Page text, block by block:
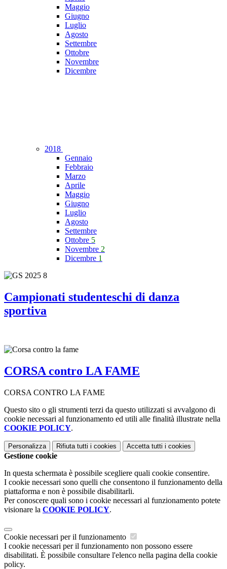
Maggio
Giugno
Luglio
Agosto
Settembre
Ottobre
Novembre
Dicembre
2018
Gennaio
Febbraio
Marzo
Aprile
Maggio
Giugno
Luglio
Agosto
Settembre
Ottobre 5
Novembre 2
Dicembre 1
Campionati studenteschi di danza
sportiva
CORSA contro LA FAME
CORSA CONTRO LA FAME
Questo sito o gli strumenti terzi da questo utilizzati si avvalgono di
cookie necessari al funzionamento ed utili alle finalità illustrate nella
COOKIE POLICY.
Personalizza Rifiuta tutti i cookies Accetta tutti i cookies
Gestione cookie
In questa schermata è possibile scegliere quali cookie consentire.
I cookie necessari sono quelli che consentono il funzionamento della
piattaforma e non è possibile disabilitarli.
Per conoscere quali sono i cookie necessari al funzionamento potete
visionare la COOKIE POLICY.
Cookie necessari per il funzionamento
I cookie necessari per il funzionamento non possono essere
disabilitati. È possibile consultare l'elenco nella pagina della cookie
policy.